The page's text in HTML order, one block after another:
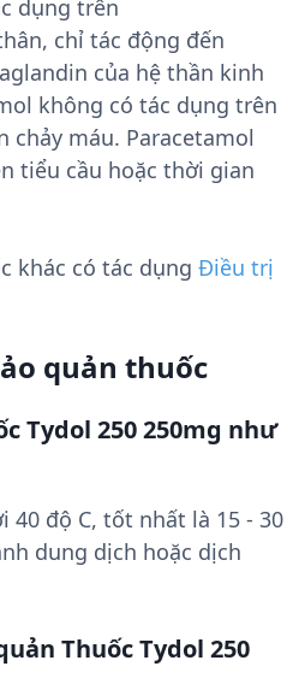
dụng trên
chỉ tác động đến
của hệ thần kinh
không có tác dụng trên
chảy máu. Paracetamol
tiểu cầu hoặc thời gian
khác có tác dụng Điều trị
quản thuốc
Tydol 250 250mg như
40 độ C, tốt nhất là 15 - 30
dung dịch hoặc dịch
Thuốc Tydol 250